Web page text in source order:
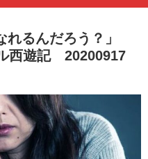
れるんだろう？」
西遊記 20200917